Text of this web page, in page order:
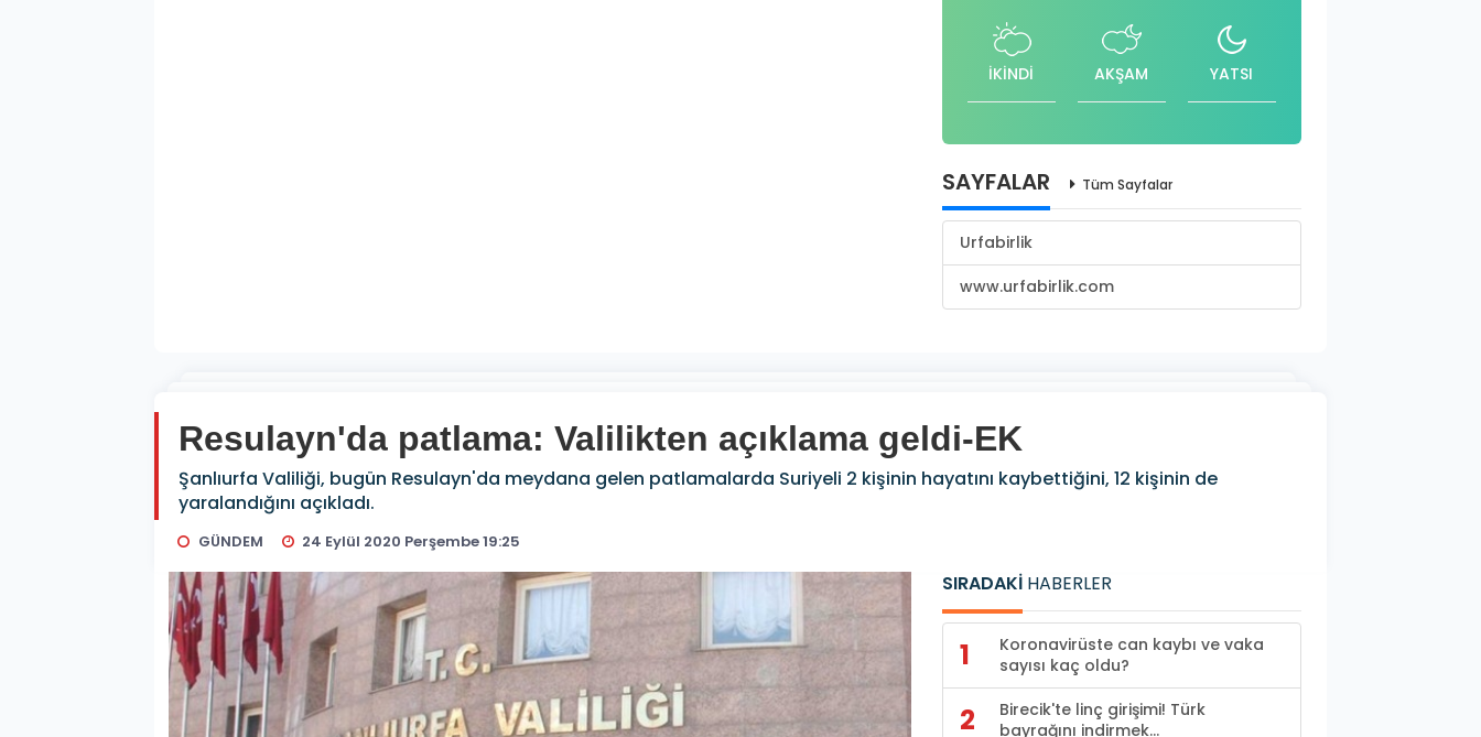
İKİNDİ AKŞAM YATSI
SAYFALAR Tüm Sayfalar
Urfabirlik
www.urfabirlik.com
Resulayn'da patlama: Valilikten açıklama geldi-EK
Şanlıurfa Valiliği, bugün Resulayn'da meydana gelen patlamalarda Suriyeli 2 kişinin hayatını kaybettiğini, 12 kişinin de
yaralandığını açıkladı.
GÜNDEM 24 Eylül 2020 Perşembe 19:25
SIRADAKİ HABERLER
1
Koronavirüste can kaybı ve vaka
sayısı kaç oldu?
2
Birecik'te linç girişimi! Türk
bayrağını indirmek...